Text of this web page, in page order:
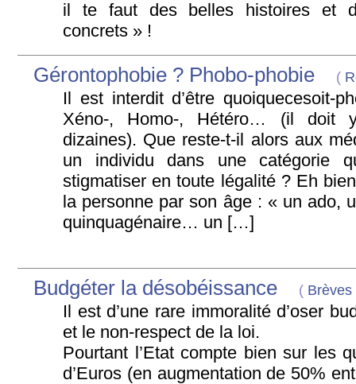
il te faut des belles histoires et
concrets » !
Gérontophobie ? Phobo-phobie (
Il est interdit d’être quoiquecesoit-
Xéno-, Homo-, Hétéro… (il doit
dizaines). Que reste-t-il alors aux
un individu dans une catégorie
stigmatiser en toute légalité ? Eh
la personne par son âge : « un ado,
quinquagénaire… un […]
Budgéter la désobéissance ( Brèves
Il est d’une rare immoralité d’oser
et le non-respect de la loi.
Pourtant l’Etat compte bien sur les
d’Euros (en augmentation de 50%